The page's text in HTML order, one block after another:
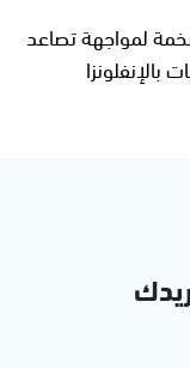
لمواجهة تصاعد
بالإنفلونزا